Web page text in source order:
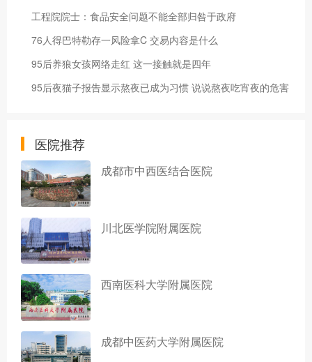
工程院院士：食品安全问题不能全部归咎于政府
76人得巴特勒存一风险拿C 交易内容是什么
95后养狼女孩网络走红 这一接触就是四年
95后夜猫子报告显示熬夜已成为习惯 说说熬夜吃宵夜的危害
医院推荐
成都市中西医结合医院
川北医学院附属医院
西南医科大学附属医院
成都中医药大学附属医院